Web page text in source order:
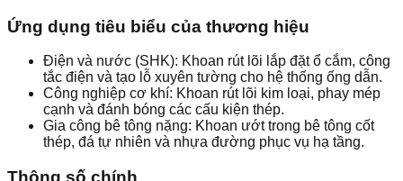
Ứng dụng tiêu biểu của thương hiệu
Điện và nước (SHK): Khoan rút lõi lắp đặt ổ cắm, công
tắc điện và tạo lỗ xuyên tường cho hệ thống ống dẫn.
Công nghiệp cơ khí: Khoan rút lõi kim loại, phay mép
cạnh và đánh bóng các cấu kiện thép.
Gia công bê tông nặng: Khoan ướt trong bê tông cốt
thép, đá tự nhiên và nhựa đường phục vụ hạ tầng.
Thông số chính